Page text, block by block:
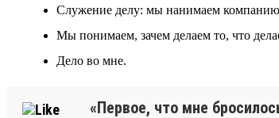
Служение делу: мы нанимаем
Мы понимаем, зачем делаем то, что
Дело во мне.
«Первое, что мне